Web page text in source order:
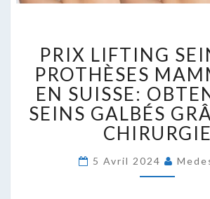
LIFTING
SEINS
PAR
EN
DES
PRIX LIFTING
PROTHÈSES
EN SUISSE:
SEINS GALBÉS
CHIRURGIE
5 Avril 2024